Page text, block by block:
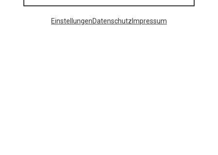
EinstellungenDatenschutz Impressum